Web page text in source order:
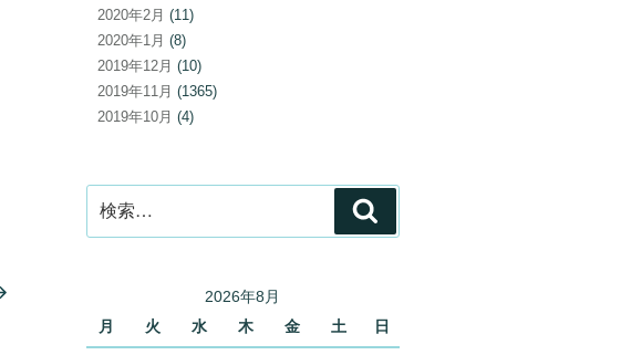
2020年2月 (11)
2020年1月 (8)
2019年12月 (10)
2019年11月 (1365)
2019年10月 (4)
索:
索
2026年8月
月
火 水 木 金 土 日